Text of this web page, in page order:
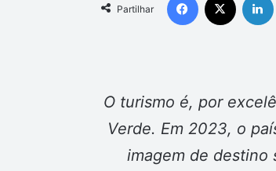
Partilhar
O turismo é, por
Verde. Em 2023, o
imagem de destino